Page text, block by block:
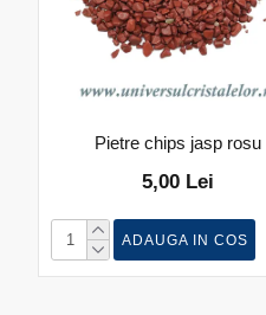
Pietre chips jasp rosu
5,00 Lei
ADAUGA IN COS